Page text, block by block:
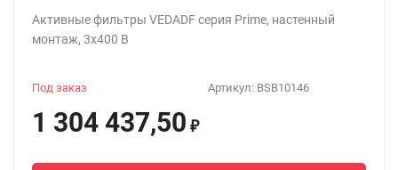
Активные фильтры VEDADF серия Prime, настенный
монтаж, 3х400 В
Артикул: BSB10146
Под заказ
1 304 437,50 ₽